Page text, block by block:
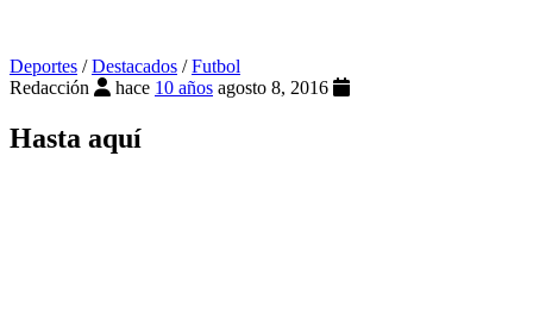
Deportes /Destacados /Futbol
Redacción
hace 10 años agosto 8, 2016
Hasta aquí